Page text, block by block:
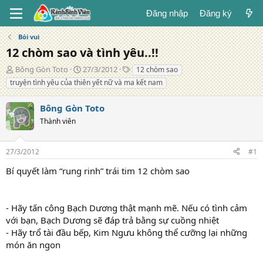
Đăng nhập Đăng ký
Bói vui
12 chòm sao và tình yêu..!!
T
á
c
g
i
ả
Bông Gòn Toto
N
g
à
g
27/3/2012
T
ừ
k
12 chòm sao
truyện tình yêu của thiên yết nữ và ma kết nam
Bông Gòn Toto
Thành viên
27/3/2012 #1
Bí quyết làm “rung rinh” trái tim 12 chòm sao
- Hãy tấn công Bạch Dương thật mạnh mẽ. Nếu có tình cảm
với bạn, Bạch Dương sẽ đáp trả bằng sự cuồng nhiệt
- Hãy trổ tài đầu bếp, Kim Ngưu không thể cưỡng lại những
món ăn ngon